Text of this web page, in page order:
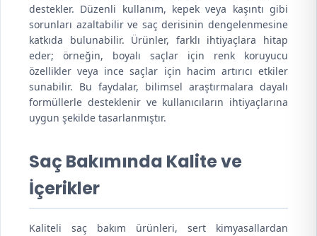
destekler. Düzenli kullanım, kepek veya kaşıntı gibi
sorunları azaltabilir ve saç derisinin dengelenmesine
katkıda bulunabilir. Ürünler, farklı ihtiyaçlara hitap
eder; örneğin, boyalı saçlar için renk koruyucu
özellikler veya ince saçlar için hacim artırıcı etkiler
sunabilir. Bu faydalar, bilimsel araştırmalara dayalı
formüllerle desteklenir ve kullanıcıların ihtiyaçlarına
uygun şekilde tasarlanmıştır.
Saç Bakımında Kalite ve
İçerikler
Kaliteli saç bakım ürünleri, sert kimyasallardan